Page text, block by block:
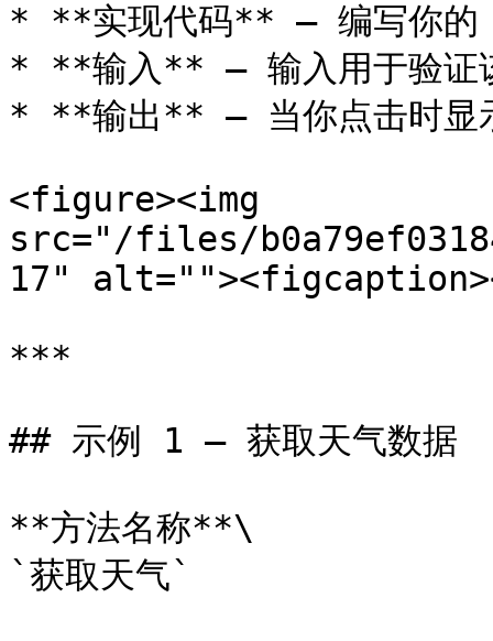
* **实现代码** – 编写你
* **输入** – 输入用于验证
* **输出** – 当你点击时
<figure><img
src="/files/
17"
***
## 示例 1 – 获取天气数据
**方法名称**\
`获取天气`